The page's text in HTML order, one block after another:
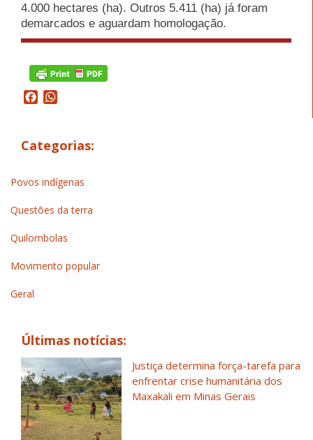
4.000 hectares (ha). Outros 5.411 (ha) já foram
demarcados e aguardam homologação.
Facebook
Categorias:
Povos indígenas
Questões da terra
Quilombolas
Movimento popular
Geral
Últimas notícias:
Justiça determina força-tarefa para
enfrentar crise humanitária dos
Maxakali em Minas Gerais